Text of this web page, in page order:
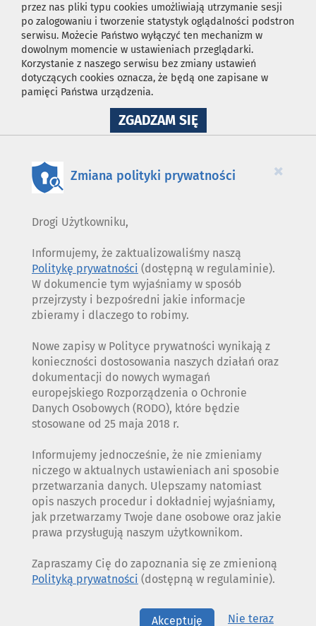
przez nas pliki typu cookies umożliwiają utrzymanie sesji
po zalogowaniu i tworzenie statystyk oglądalności podstron
serwisu. Możecie Państwo wyłączyć ten mechanizm w
dowolnym momencie w ustawieniach przeglądarki.
Korzystanie z naszego serwisu bez zmiany ustawień
dotyczących cookies oznacza, że będą one zapisane w
pamięci Państwa urządzenia.
ZGADZAM SIĘNA
WYKORZYSTANIE
×
Zmiana polityki prywatności
Drogi Użytkowniku,
Informujemy, że zaktualizowaliśmy naszą
Politykę prywatności (dostępną w regulaminie).
W dokumencie tym wyjaśniamy w sposób
przejrzysty i bezpośredni jakie informacje
zbieramy i dlaczego to robimy.
Nowe zapisy w Polityce prywatności wynikają z
konieczności dostosowania naszych działań oraz
dokumentacji do nowych wymagań
europejskiego Rozporządzenia o Ochronie
Danych Osobowych (RODO), które będzie
stosowane od 25 maja 2018 r.
Informujemy jednocześnie, że nie zmieniamy
niczego w aktualnych ustawieniach ani sposobie
przetwarzania danych. Ulepszamy natomiast
opis naszych procedur i dokładniej wyjaśniamy,
jak przetwarzamy Twoje dane osobowe oraz jakie
prawa przysługują naszym użytkownikom.
Zapraszamy Cię do zapoznania się ze zmienioną
Polityką prywatności (dostępną w regulaminie).
Akceptuję Nie teraz